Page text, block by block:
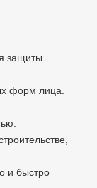
защиты
форм лица.
и быстро